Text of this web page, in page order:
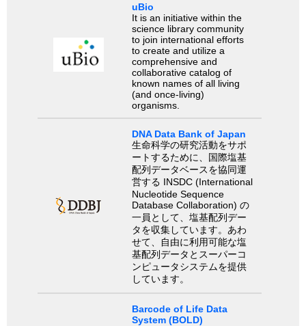
uBio
It is an initiative within the
science library community
to join international efforts
to create and utilize a
comprehensive and
collaborative catalog of
known names of all living
(and once-living)
organisms.
DNA Data Bank of Japan
生命科学の研究活動をサポ
ートするために、国際塩基
配列データベースを協同運
営する INSDC (International
Nucleotide Sequence
Database Collaboration) の
一員として、塩基配列デー
タを収集しています。あわ
せて、自由に利用可能な塩
基配列データとスーパーコ
ンピュータシステムを提供
しています。
Barcode of Life Data
System (BOLD)